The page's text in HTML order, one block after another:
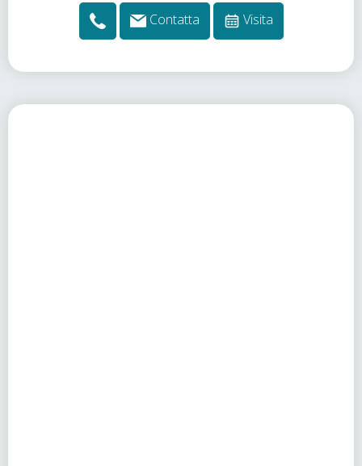
Contatta Visita